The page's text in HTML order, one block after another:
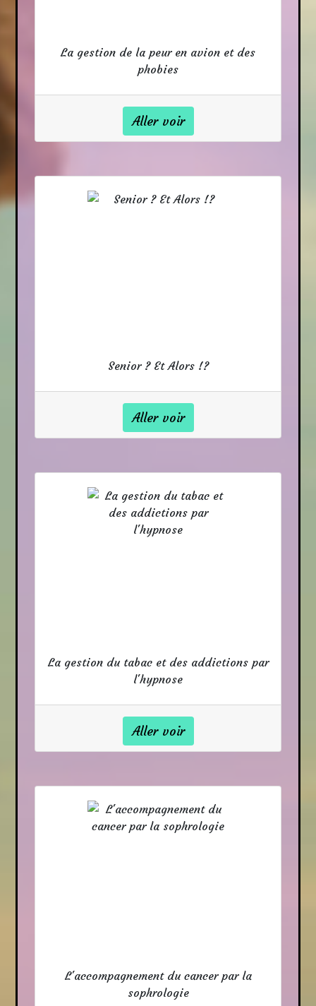
La gestion de la peur en avion et des
phobies
Aller voir
Senior ? Et Alors !?
Aller voir
La gestion du tabac et des addictions par
l'hypnose
Aller voir
L'accompagnement du cancer par la
sophrologie